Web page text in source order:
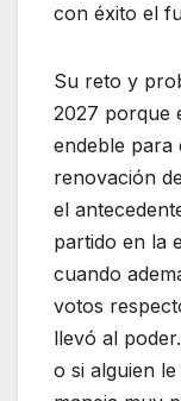
con éxito el
Su reto y
2027 porque
endeble para
renovación
el
partido en la
cuando
votos
llevó al
o si alguien